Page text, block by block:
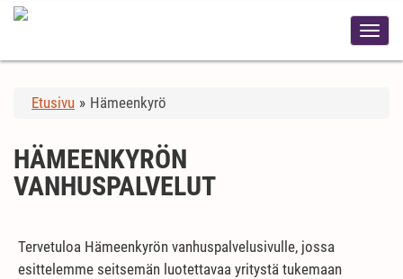
Etusivu » Hämeenkyrö
HÄMEENKYRÖN
VANHUSPALVELUT
Tervetuloa Hämeenkyrön vanhuspalvelusivulle, jossa
esittelemme seitsemän luotettavaa yritystä tukemaan